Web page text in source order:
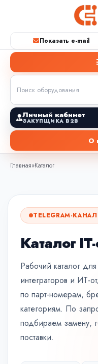
Показать e-mail
Личный кабинет
ЗАКУПЩИКА B2B
О
Главная»Каталог
TELEGRAM-
Каталог
Рабочий каталог
интеграторов и ИТ-
по парт-номерам,
категориям. По
подбираем замену,
поставки.